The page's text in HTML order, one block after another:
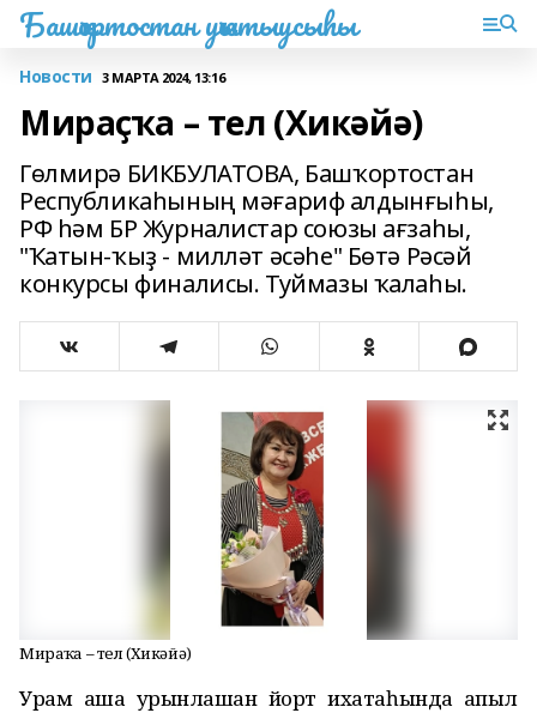
Башҡортостан уҡытыусыһы
Новости 3 МАРТА 2024, 13:16
Мираҫҡа – тел (Хикәйә)
Гөлмирә БИКБУЛАТОВА, Башҡортостан
Республикаһының мәғариф алдынғыһы,
РФ һәм БР Журналистар союзы ағзаһы,
"Ҡатын-ҡыҙ - милләт әсәһе" Бөтә Рәсәй
конкурсы финалисы. Туймазы ҡалаһы.
Мираҫҡа – тел (Хикәйә)
Урам аша урынлашҡан йорт ихатаһында ҡапыл